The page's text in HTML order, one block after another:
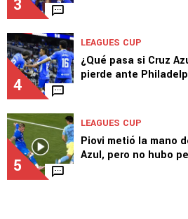
3
Tabla: Así quedó
Philadelphia Union
4
¿Qué pasa si Cruz
pierde ante